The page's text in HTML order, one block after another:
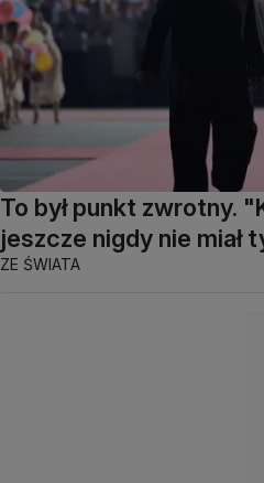
To był punkt zwrotny.
jeszcze nigdy nie miał
ZE ŚWIATA